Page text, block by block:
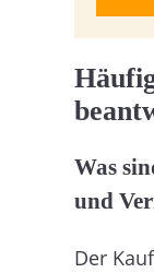
Was
und
Der